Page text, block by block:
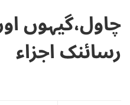
چاول،گیہوں
رسائنک اجزاء